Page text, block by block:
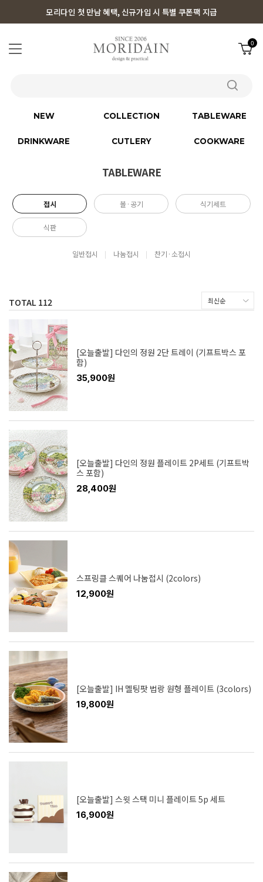
모리다인 첫 만남 혜택, 신규가입 시 특별 쿠폰팩 지급
0
NEW COLLECTION TABLEWARE
DRINKWARE CUTLERY COOKWARE
TABLEWARE
접시 볼·공기 식기세트
식판
일반접시 나눔접시 찬기·소접시
TOTAL 112
[오늘출발] 다인의 정원 2단 트레이 (기프트박스 포
함)
35,900원
[오늘출발] 다인의 정원 플레이트 2P세트 (기프트박
스 포함)
28,400원
스프링클 스퀘어 나눔접시 (2colors)
12,900원
[오늘출발] IH 멜팅팟 법랑 원형 플레이트 (3colors)
19,800원
[오늘출발] 스윗 스택 미니 플레이트 5p 세트
16,900원